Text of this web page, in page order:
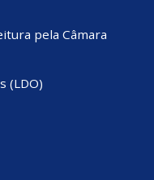
pela Câmara
(LDO)